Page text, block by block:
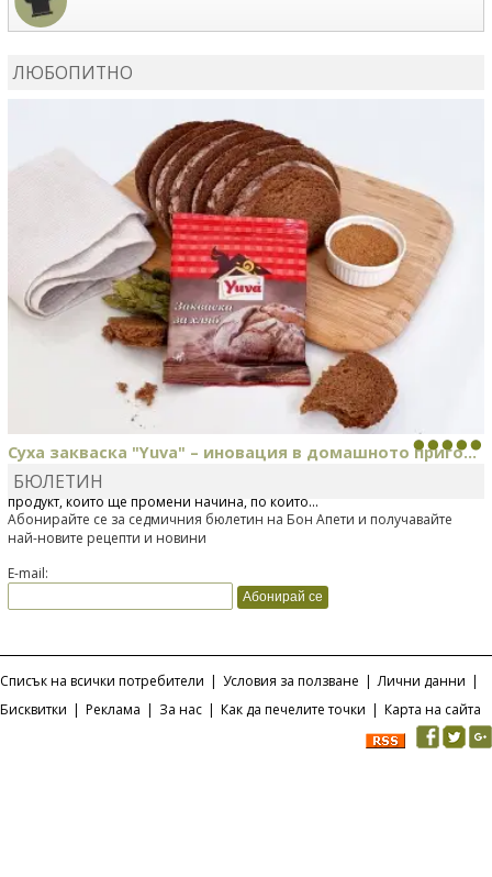
ЛЮБОПИТНО
Суха закваска "Yuva" – иновация в домашното приго...
Отскоро Лесафр България стартира предлагането на изцяло нов
продукт, който ще промени начина, по който...
БЮЛЕТИН
Абонирайте се за седмичния бюлетин на Бон Апети и получавайте
най-новите рецепти и новини
E-mail:
Списък на всички потребители | Условия за ползване | Лични данни |
Бисквитки | Реклама | За нас | Как да печелите точки | Карта на сайта